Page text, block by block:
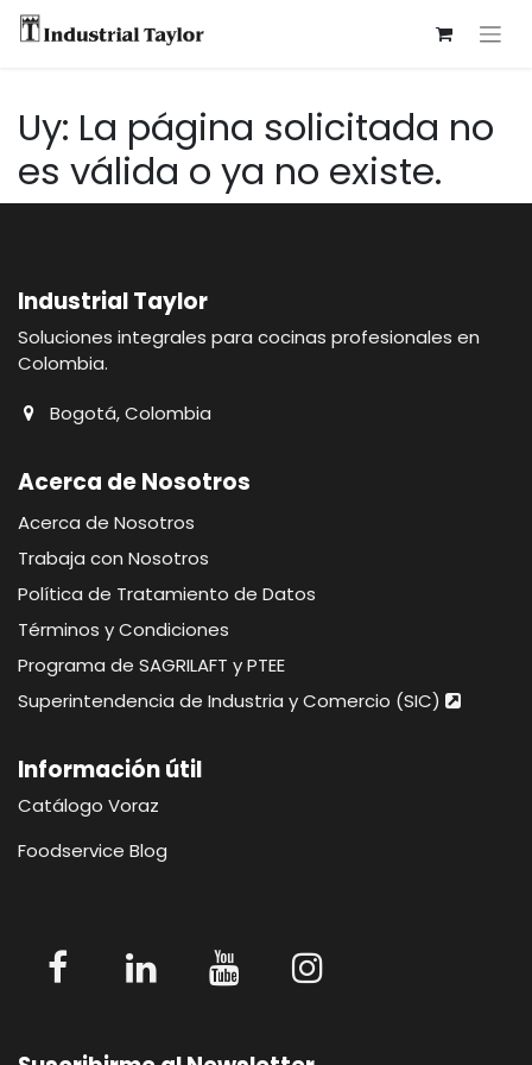
Uy: La página solicitada no
es válida o ya no existe.
Industrial Taylor
Soluciones integrales para cocinas profesionales en
Colombia.
Bogotá, Colombia
Acerca de Nosotros
Acerca de Nosotros
Trabaja con Nosotros
Política de Tratamiento de Datos
Términos y Condiciones
Programa de SAGRILAFT y PTEE
Superintendencia de Industria y Comercio (SIC)
Información útil​​​
Catálogo Voraz
Foodservice Blog